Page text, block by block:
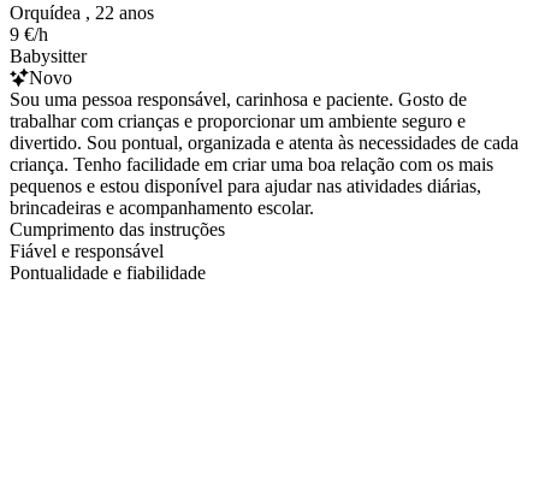
Orquídea , 22 anos
9 €/h
Babysitter
Novo
Sou uma pessoa responsável, carinhosa e paciente. Gosto de
trabalhar com crianças e proporcionar um ambiente seguro e
divertido. Sou pontual, organizada e atenta às necessidades de cada
criança. Tenho facilidade em criar uma boa relação com os mais
pequenos e estou disponível para ajudar nas atividades diárias,
brincadeiras e acompanhamento escolar.
Cumprimento das instruções
Fiável e responsável
Pontualidade e fiabilidade